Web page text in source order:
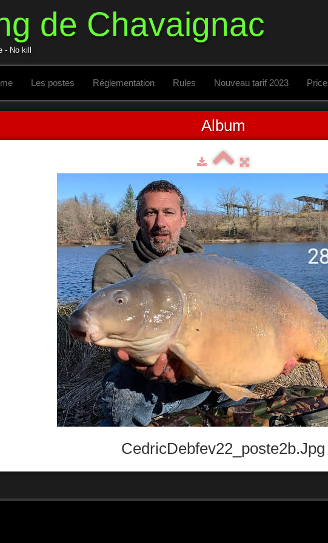
de Chavaignac
- No kill
Les postes Réglementation Rules Nouveau tarif 2023 Price
Album
CedricDebfev22_poste2b.jpg